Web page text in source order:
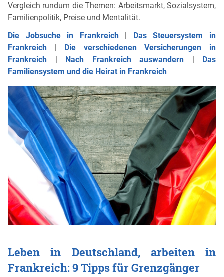
Vergleich rundum die Themen: Arbeitsmarkt, Sozialsystem,
Familienpolitik, Preise und Mentalität.
Die Jobsuche in Frankreich|
Das Steuersystem in
Frankreich
Die verschiedenen Versicherungen in
Frankreich
Nach Frankreich auswandern
Das
Familiensystem und die Heirat in Frankreich
Leben in Deutschland, arbeiten in
Frankreich: 9 Tipps für Grenzgänger